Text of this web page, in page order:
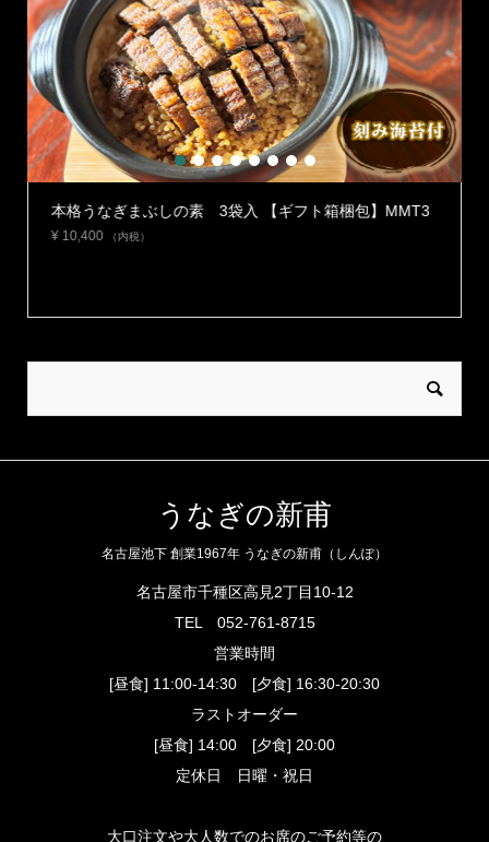
本格うなぎまぶしの素 3袋入 【ギフト箱梱包】MMT3
¥10,400 （内税）
1 2 3 4 5 6 7 8
うなぎの新甫
名古屋池下 創業1967年 うなぎの新甫（しんぽ）
名古屋市千種区高見2丁目10-12
TEL 052-761-8715
営業時間
[昼食] 11:00-14:30 [夕食] 16:30-20:30
ラストオーダー
[昼食] 14:00 [夕食] 20:00
定休日 日曜・祝日
大口注文や大人数でのお席のご予約等の